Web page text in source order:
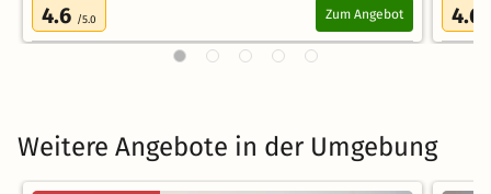
4.6 /5.0 Zum Angebot 4.6
Weitere Angebote in der Umgebung